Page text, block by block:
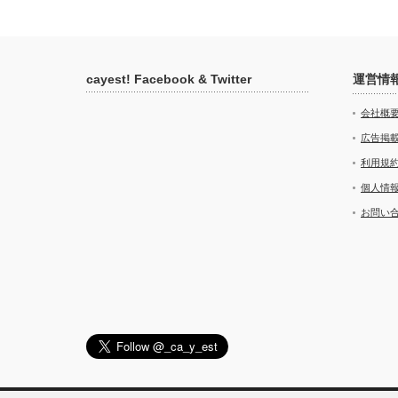
cayest! Facebook & Twitter 運営情
会社概
広告掲
利用規
個人情
お問い